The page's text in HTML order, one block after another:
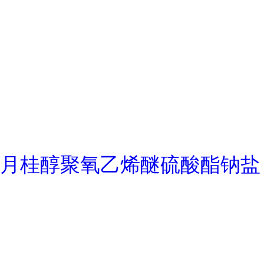
月桂醇聚氧乙烯醚硫酸酯钠盐